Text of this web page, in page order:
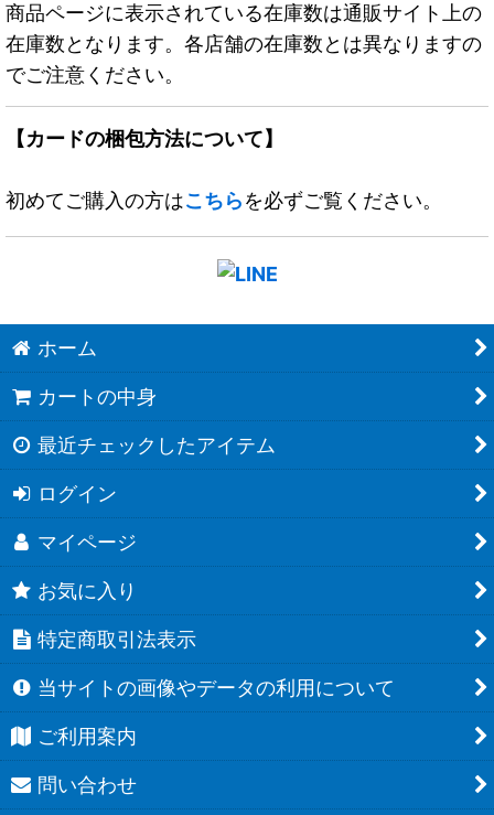
商品ページに表示されている在庫数は通販サイト上の
在庫数となります。各店舗の在庫数とは異なりますの
でご注意ください。
【カードの梱包方法について】
初めてご購入の方はこちらを必ずご覧ください。
ホーム
カートの中身
最近チェックしたアイテム
ログイン
マイページ
お気に入り
特定商取引法表示
当サイトの画像やデータの利用について
ご利用案内
問い合わせ